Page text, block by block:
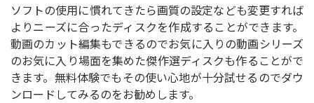
ソフトの使用に慣れてきたら画質の設定なども変更すれば
よりニーズに合ったディスクを作成することができます。
動画のカット編集もできるのでお気に入りの動画シリーズ
のお気に入り場面を集めた傑作選ディスクも作ることがで
きます。無料体験でもその使い心地が十分試せるのでダウ
ンロードしてみるのをお勧めします。